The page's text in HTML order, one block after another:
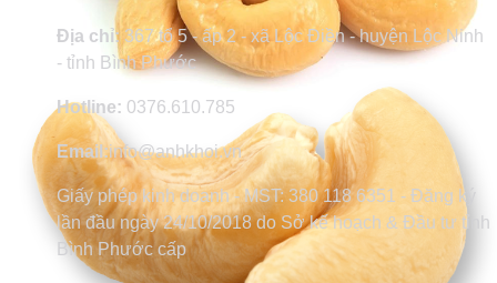
Địa chỉ: 367 tổ 5 - ấp 2 - xã Lộc Điền - huyện Lộc Ninh
- tỉnh Bình Phước
Hotline: 0376.610.785
Email:info@anhkhoi.vn
Giấy phép kinh doanh - MST: 380 118 6351 - Đăng ký
lần đầu ngày 24/10/2018 do Sở kế hoạch & Đầu tư tỉnh
Bình Phước cấp